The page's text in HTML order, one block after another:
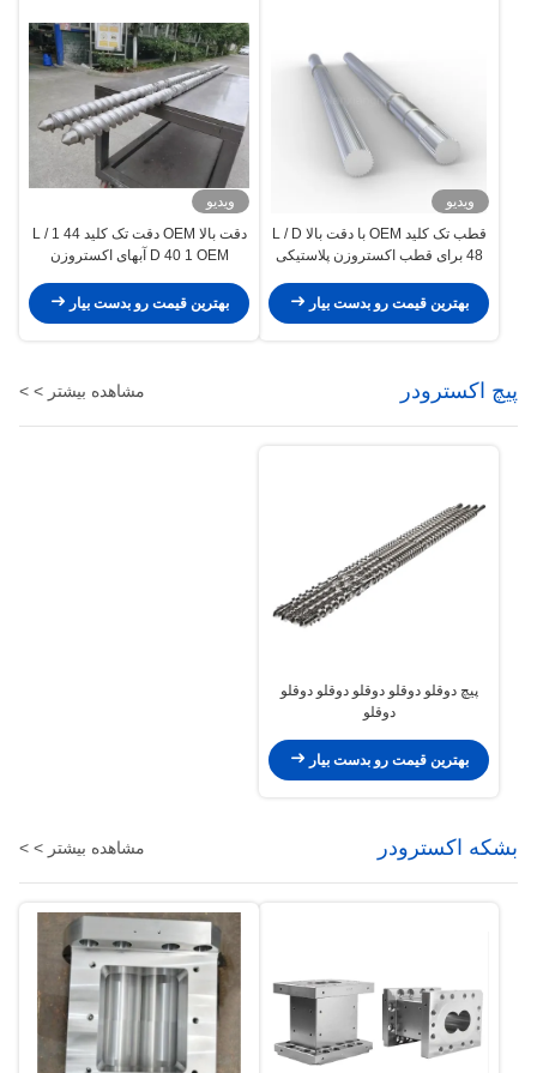
ویدیو
قطب تک کلید OEM با دقت بالا L / D
48 برای قطب اکستروزن پلاستیکی
بهترین قیمت رو بدست بیار
ویدیو
دقت بالا OEM دقت تک کلید 44 1 L /
D 40 1 OEM آبهای اکستروزن
بهترین قیمت رو بدست بیار
پیچ اکسترودر مشاهده بیشتر > >
پیچ دوقلو دوقلو دوقلو دوقلو دوقلو
دوقلو
بهترین قیمت رو بدست بیار
بشکه اکسترودر مشاهده بیشتر > >